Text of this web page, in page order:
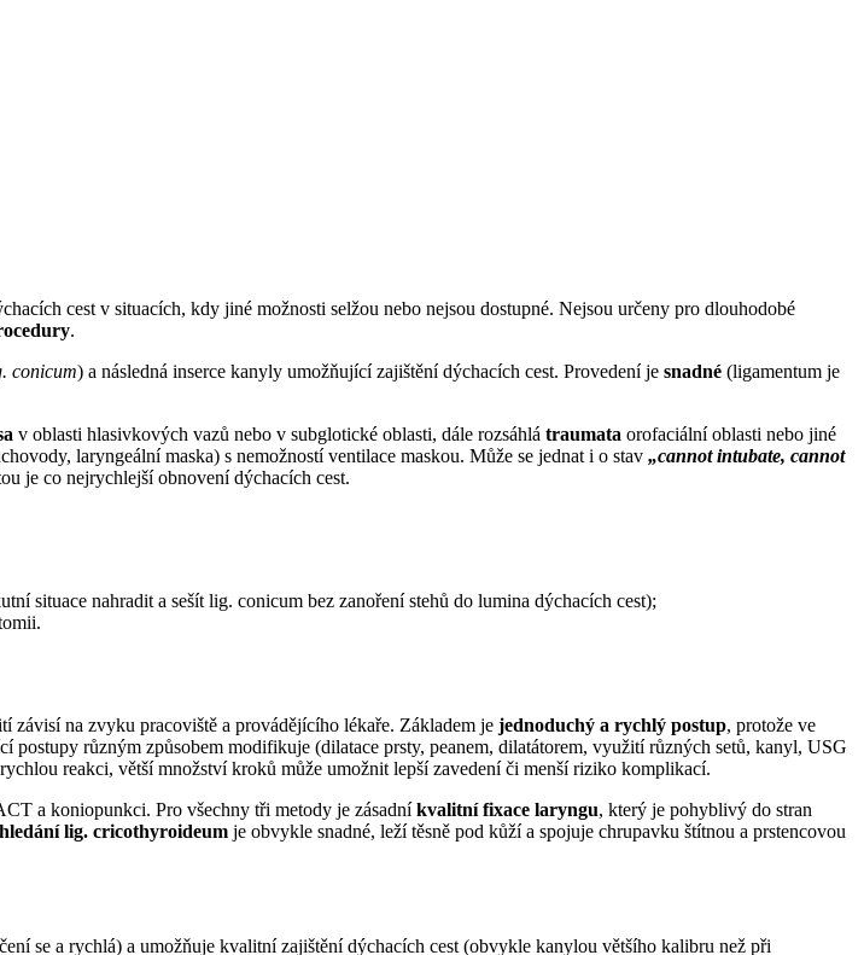
cest v situacích, kdy jiné možnosti selžou nebo nejsou dostupné. Nejsou určeny pro dlouhodobé
.
conicum) a následná inserce kanyly umožňující zajištění dýchacích cest. Provedení je snadné (ligamentum je
v oblasti hlasivkových vazů nebo v subglotické oblasti, dále rozsáhlá traumata orofaciální oblasti nebo jiné
laryngeální maska) s nemožností ventilace maskou. Může se jednat i o stav „cannot intubate, cannot
je co nejrychlejší obnovení dýchacích cest.
situace nahradit a sešít lig. conicum bez zanoření stehů do lumina dýchacích cest);
na zvyku pracoviště a provádějícího lékaře. Základem je jednoduchý a rychlý postup, protože ve
různým způsobem modifikuje (dilatace prsty, peanem, dilatátorem, využití různých setů, kanyl, USG
reakci, větší množství kroků může umožnit lepší zavedení či menší riziko komplikací.
a koniopunkci. Pro všechny tři metody je zásadníkvalitní fixace laryngu, který je pohyblivý do stran
lig. cricothyroideum je obvykle snadné, leží těsně pod kůží a spojuje chrupavku štítnou a prstencovou
se a rychlá) a umožňuje kvalitní zajištění dýchacích cest (obvykle kanylou většího kalibru než při